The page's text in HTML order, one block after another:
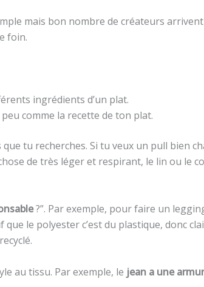
mais bon nombre de créateurs arrivent
foin.
ingrédients d’un plat.
comme la recette de ton plat.
tu recherches. Si tu veux un pull bien
de très léger et respirant, le lin ou le
?”. Par exemple, pour faire un
le polyester c’est du plastique, donc
au tissu. Par exemple, le jean a une